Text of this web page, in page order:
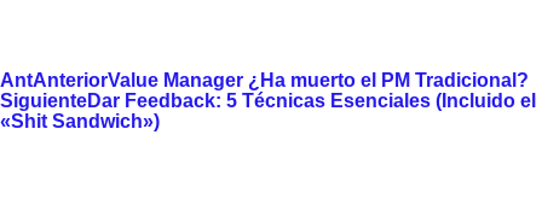
AntAnteriorValue Manager ¿Ha muerto el PM Tradicional?
SiguienteDar Feedback: 5 Técnicas Esenciales (Incluido el
«Shit Sandwich»)